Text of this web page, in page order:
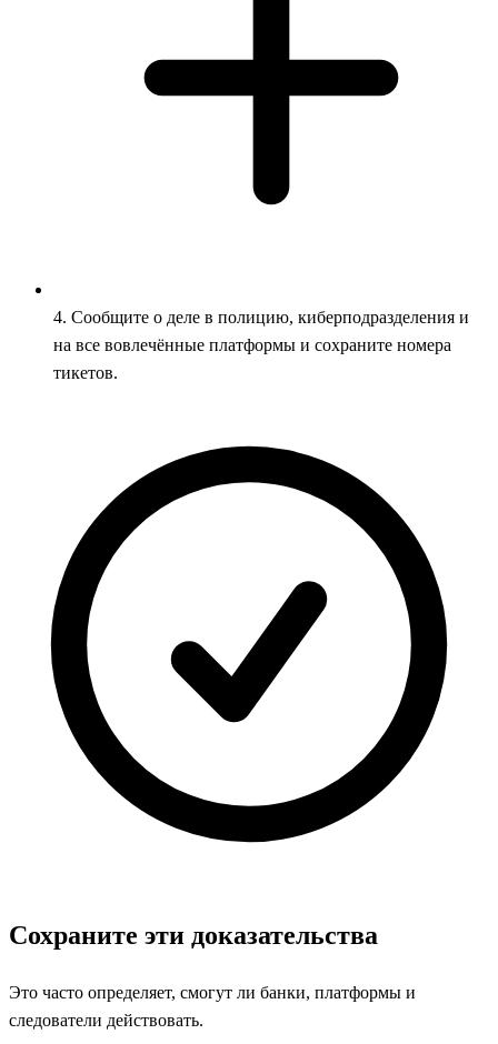
4. Сообщите о деле в полицию, киберподразделения и
на все вовлечённые платформы и сохраните номера
тикетов.
Сохраните эти доказательства
Это часто определяет, смогут ли банки, платформы и
следователи действовать.